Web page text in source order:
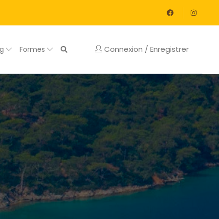
Formes Connexion / Enregistrer